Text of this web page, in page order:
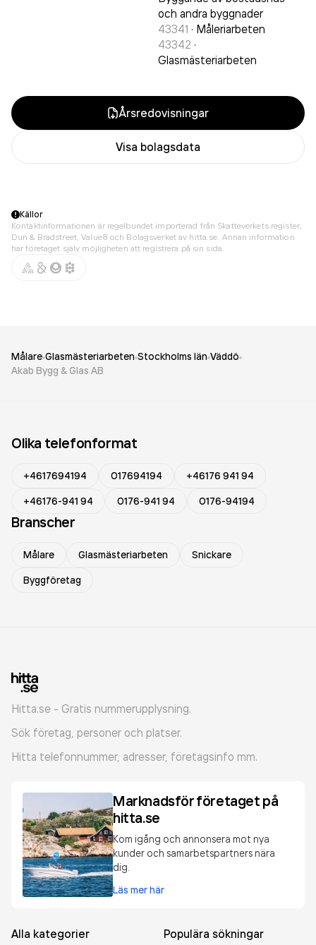
och andra byggnader
43341 · Måleriarbeten
43342 ·
Glasmästeriarbeten
Årsredovisningar
Visa bolagsdata
Källor
Kontaktinformationen är regelbundet importerad från Skatteverkets register,
Dun & Bradstreet, Value8 och Bolagsverket av hitta.se. Annan information
har företaget själv möjligheten att registrera på sin sida.
Målare Glasmästeriarbeten Stockholms län Väddö
Akab Bygg & Glas AB
Olika telefonformat
+4617694194 017694194
+46176 941 94
+46176-941 94
0176-941 94 0176-94194
Branscher
Målare Glasmästeriarbeten
Snickare
Byggföretag
Hitta.se - Gratis nummerupplysning.
Sök företag, personer och platser.
Hitta telefonnummer, adresser, företagsinfo mm.
Marknadsför företaget på
hitta.se
Kom igång och annonsera mot nya
kunder och samarbetspartners nära
dig.
Läs mer här
Alla kategorier Populära sökningar